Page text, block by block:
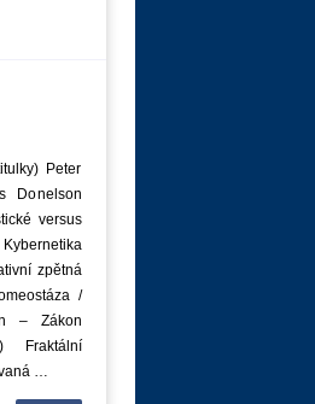
Peter
Donelson
versus
zpětná
/
– Zákon
Fraktální
…